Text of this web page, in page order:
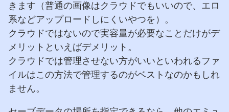
きます（普通の画像はクラウドでもいいので、エロ
系などアップロードしにくいやつを）。
クラウドではないので実容量が必要なことだけがデ
メリットといえばデメリット。
クラウドでは管理させない方がいいといわれるファ
イルはこの方法で管理するのがベストなのかもしれ
ません。